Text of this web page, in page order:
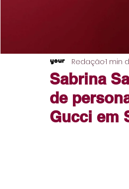
Sabrina
de
Gucci em
Redação1 min